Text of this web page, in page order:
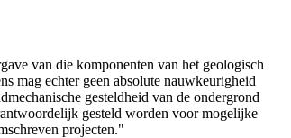
van die komponenten van het geologisch
mag echter geen absolute nauwkeurigheid
gesteldheid van de ondergrond
gesteld worden voor mogelijke
projecten."